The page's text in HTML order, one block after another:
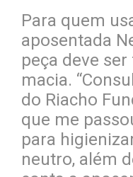
Para quem
aposentada
peça deve
macia.
do Riacho
que me
para
neutro, além